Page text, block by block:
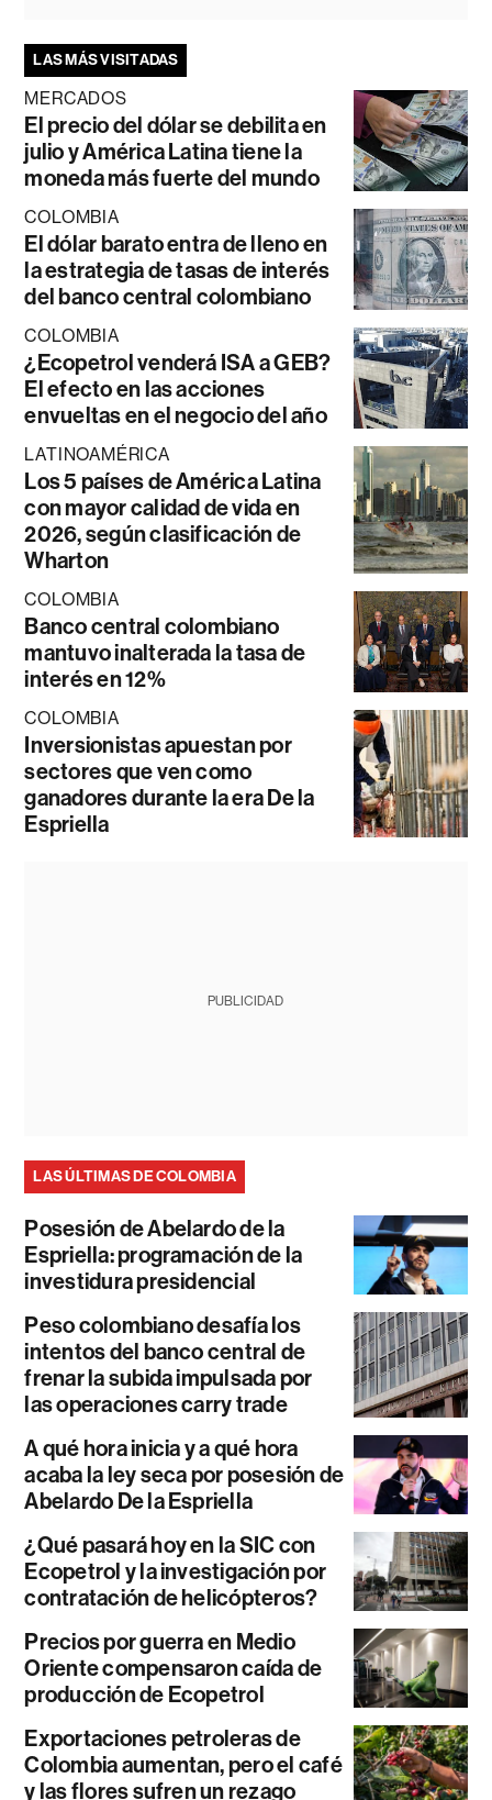
LAS MÁS VISITADAS
MERCADOS
El precio del dólar se debilita en
julio y América Latina tiene la
moneda más fuerte del mundo
COLOMBIA
El dólar barato entra de lleno en
la estrategia de tasas de interés
del banco central colombiano
COLOMBIA
¿Ecopetrol venderá ISA a GEB?
El efecto en las acciones
envueltas en el negocio del año
LATINOAMÉRICA
Los 5 países de América Latina
con mayor calidad de vida en
2026, según clasificación de
Wharton
COLOMBIA
Banco central colombiano
mantuvo inalterada la tasa de
interés en 12%
COLOMBIA
Inversionistas apuestan por
sectores que ven como
ganadores durante la era De la
Espriella
PUBLICIDAD
LAS ÚLTIMAS DE COLOMBIA
Posesión de Abelardo de la
Espriella: programación de la
investidura presidencial
Peso colombiano desafía los
intentos del banco central de
frenar la subida impulsada por
las operaciones carry trade
A qué hora inicia y a qué hora
acaba la ley seca por posesión de
Abelardo De la Espriella
¿Qué pasará hoy en la SIC con
Ecopetrol y la investigación por
contratación de helicópteros?
Precios por guerra en Medio
Oriente compensaron caída de
producción de Ecopetrol
Exportaciones petroleras de
Colombia aumentan, pero el café
y las flores sufren un rezago